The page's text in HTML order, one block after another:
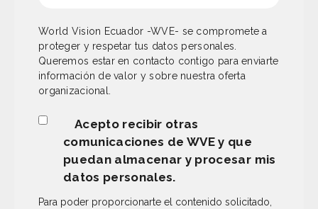
World Vision Ecuador -WVE- se compromete a
proteger y respetar tus datos personales.
Queremos estar en contacto contigo para enviarte
información de valor y sobre nuestra oferta
organizacional.
Acepto recibir otras
comunicaciones de WVE y que
puedan almacenar y procesar mis
datos personales.
Para poder proporcionarte el contenido solicitado,